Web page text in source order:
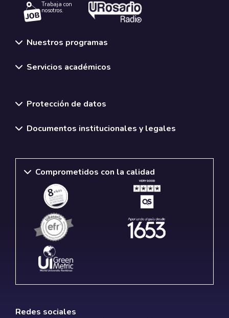
Trabaja con
nosotros.
Nuestros programas
Servicios académicos
Protección de datos
Documentos institucionales y legales
Comprometidos con la calidad
Redes sociales